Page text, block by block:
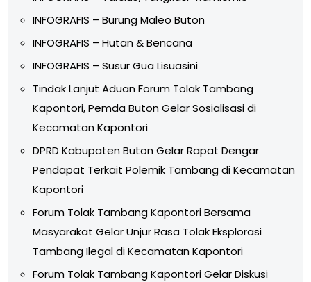
INFOGRAFIS – Burung Maleo Buton
INFOGRAFIS – Hutan & Bencana
INFOGRAFIS – Susur Gua Lisuasini
Tindak Lanjut Aduan Forum Tolak Tambang
Kapontori, Pemda Buton Gelar Sosialisasi di
Kecamatan Kapontori
DPRD Kabupaten Buton Gelar Rapat Dengar
Pendapat Terkait Polemik Tambang di Kecamatan
Kapontori
Forum Tolak Tambang Kapontori Bersama
Masyarakat Gelar Unjur Rasa Tolak Eksplorasi
Tambang Ilegal di Kecamatan Kapontori
Forum Tolak Tambang Kapontori Gelar Diskusi